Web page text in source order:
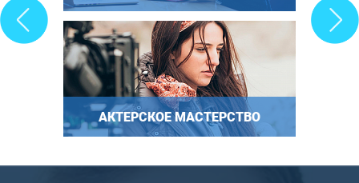
АКТЕРСКОЕ МАСТЕРСТВО